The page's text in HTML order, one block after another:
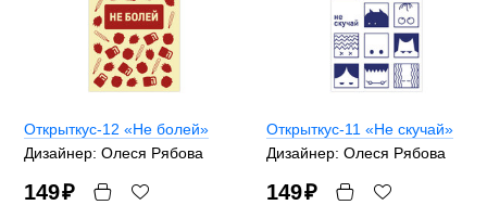
Открыткус-12 «Не болей»
Дизайнер: Олеся Рябова
149₽
Открыткус-11 «Не скучай»
Дизайнер: Олеся Рябова
149₽